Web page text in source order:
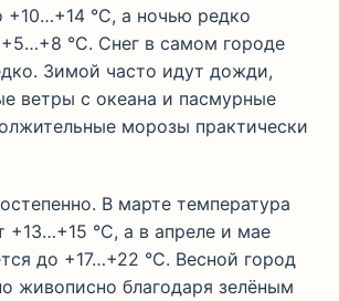
+10…+14 °C, а ночью редко
°C. Снег в самом городе
Зимой часто идут дожди,
ветры с океана и пасмурные
морозы практически
В марте температура
+13…+15 °C, а в апреле и мае
до +17…+22 °C. Весной город
живописно благодаря зелёным